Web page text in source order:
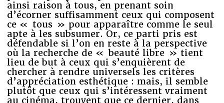
ainsi raison à tous, en prenant soin
d’écorner suffisamment ceux qui composent
ce « tous » pour apparaître comme le seul
apte à les subsumer. Or, ce parti pris est
défendable si l’on en reste à la perspective
où la recherche de « beauté libre » tient
lieu de but à ceux qui s’enquièrent de
chercher à rendre universels les critères
d’appréciation esthétique : mais, il semble
plutôt que ceux qui s’intéressent vraiment
au cinéma, trouvent que ce dernier, dans